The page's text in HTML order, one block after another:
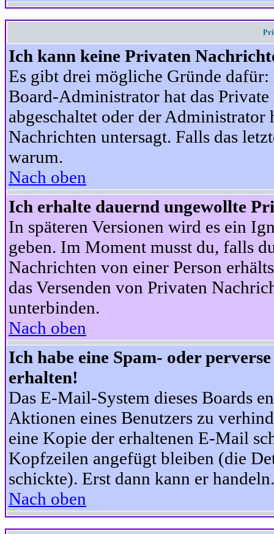
Ich kann keine Privaten
Es gibt drei mögliche Gründe
Board-Administrator hat das
abgeschaltet oder der
Nachrichten untersagt. Falls das
warum.
Nach oben
Ich erhalte dauernd ungewollte
In späteren Versionen wird es ein
geben. Im Moment musst du, falls
Nachrichten von einer Person
das Versenden von Privaten
unterbinden.
Nach oben
Ich habe eine Spam- oder
erhalten!
Das E-Mail-System dieses Boards
Aktionen eines Benutzers zu
eine Kopie der erhaltenen E-Mail
Kopfzeilen angefügt bleiben (die
schickte). Erst dann kann er handeln.
Nach oben